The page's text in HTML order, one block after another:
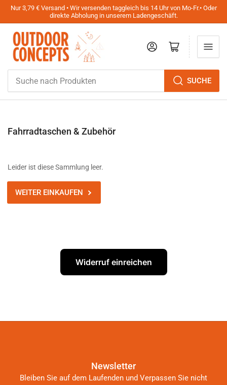
Nur 3,79 € Versand • Wir versenden taggleich bis 14 Uhr von Mo-Fr.• Oder
direkte Abholung in unserem Ladengeschäft.
nach
Produkten
SUCHE
AnmeldenMini-Warenkorb öffnen
Fahrradtaschen & Zubehör
Leider ist diese Sammlung leer.
WEITER EINKAUFEN
Widerruf einreichen
Newsletter
Bleiben Sie auf dem Laufenden und Verpassen Sie nicht